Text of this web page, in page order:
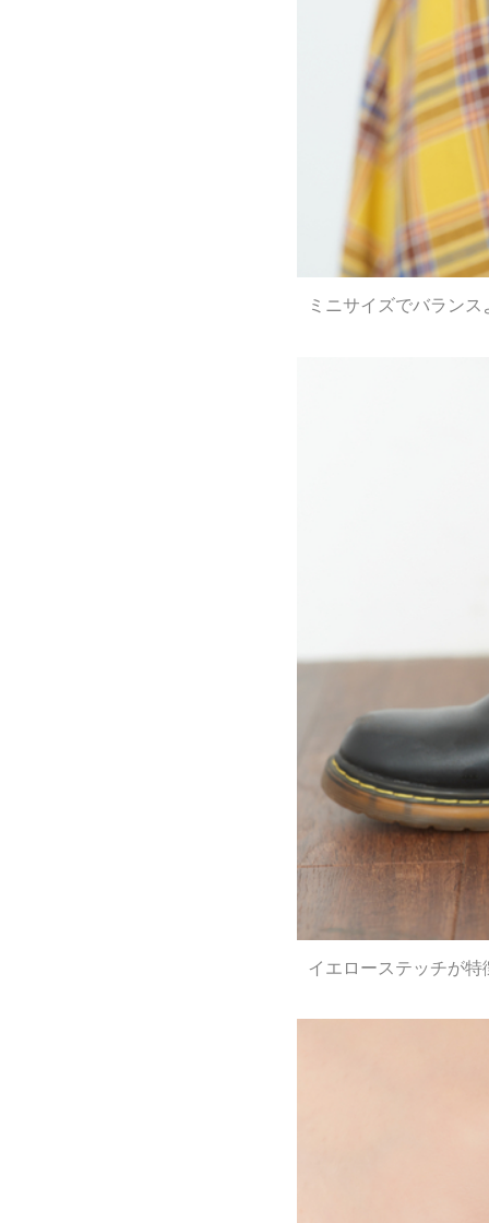
ミニサイズでバラン
イエローステッチが